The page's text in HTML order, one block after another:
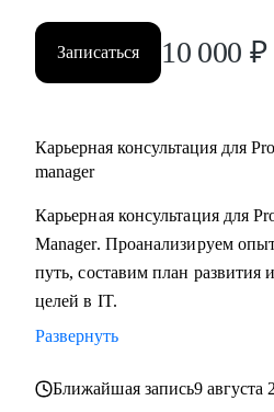
Записаться 10 000 ₽
Карьерная консультация для
manager
Карьерная консультация для
Manager. Проанализируем
путь, составим план развития
целей в IT.
Развернуть
Ближайшая запись9 августа